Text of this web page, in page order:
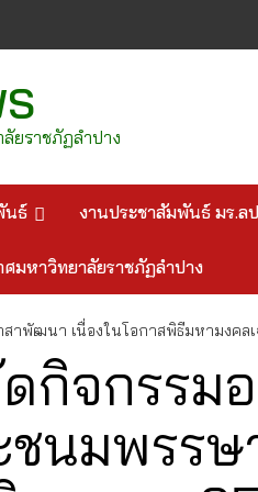
ยราชภัฏลำปาง
นธ์ งานประชาสัมพันธ์ มร.ล
ศมหาวิทยาลัยราชภัฏลำปาง
สาพัฒนา เนื่องในโอกาสพิธีมหามงค
กิจกรรม
ชนมพรรษ